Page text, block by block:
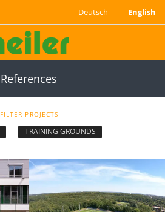
Deutsch English
References
FILTER PROJECTS
TRAINING GROUNDS